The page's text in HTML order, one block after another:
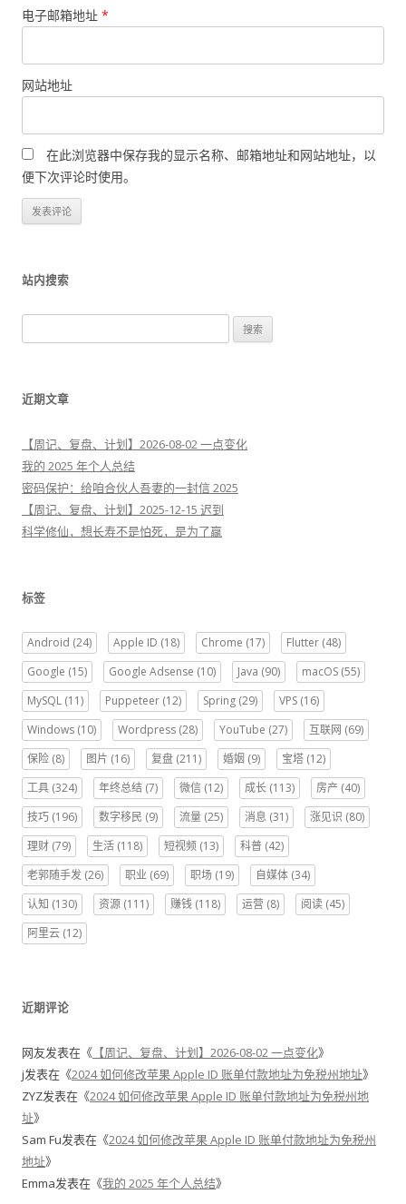
电子邮箱地址 *
网站地址
在此浏览器中保存我的显示名称、邮箱地址和网站地址，以
便下次评论时使用。
站内搜索
索
近期文章
【周记、复盘、计划】2026-08-02 一点变化
我的 2025 年个人总结
密码保护：给咱合伙人吾妻的一封信 2025
【周记、复盘、计划】2025-12-15 迟到
科学修仙，想长寿不是怕死，是为了赢
标签
Android (24) Apple ID (18) Chrome (17) Flutter (48)
Google (15) Google Adsense (10) Java (90) macOS (55)
MySQL (11) Puppeteer (12) Spring (29) VPS (16)
Windows (10) Wordpress (28) YouTube (27) 互联网 (69)
保险 (8) 图片 (16) 复盘 (211) 婚姻 (9) 宝塔 (12)
工具 (324) 年终总结 (7) 微信 (12) 成长 (113) 房产 (40)
技巧 (196) 数字移民 (9) 流量 (25) 消息 (31) 涨见识 (80)
理财 (79) 生活 (118) 短视频 (13) 科普 (42)
老郭随手发 (26) 职业 (69) 职场 (19) 自媒体 (34)
认知 (130) 资源 (111) 赚钱 (118) 运营 (8) 阅读 (45)
阿里云 (12)
近期评论
网友发表在《 【周记、复盘、计划】2026-08-02 一点变化》
j发表在《2024 如何修改苹果 Apple ID 账单付款地址为免税州地址》
ZYZ发表在《2024 如何修改苹果 Apple ID 账单付款地址为免税州地
址》
Sam Fu发表在《2024 如何修改苹果 Apple ID 账单付款地址为免税州
地址》
Emma发表在《我的 2025 年个人总结》